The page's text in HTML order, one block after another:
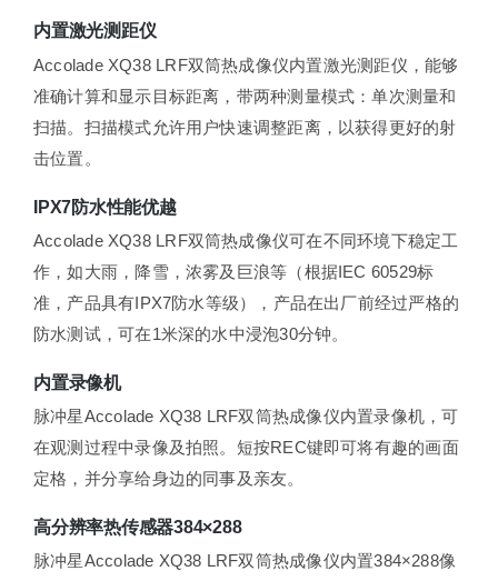
内置激光测距仪
Accolade XQ38 LRF双筒热成像仪内置激光测距仪，能够
准确计算和显示目标距离，带两种测量模式：单次测量和
扫描。扫描模式允许用户快速调整距离，以获得更好的射
击位置。
IPX7防水性能优越
Accolade XQ38 LRF双筒热成像仪可在不同环境下稳定工
作，如大雨，降雪，浓雾及巨浪等（根据IEC 60529标
准，产品具有IPX7防水等级），产品在出厂前经过严格的
防水测试，可在1米深的水中浸泡30分钟。
内置录像机
脉冲星Accolade XQ38 LRF双筒热成像仪内置录像机，可
在观测过程中录像及拍照。短按REC键即可将有趣的画面
定格，并分享给身边的同事及亲友。
高分辨率热传感器384×288
脉冲星Accolade XQ38 LRF双筒热成像仪内置384×288像